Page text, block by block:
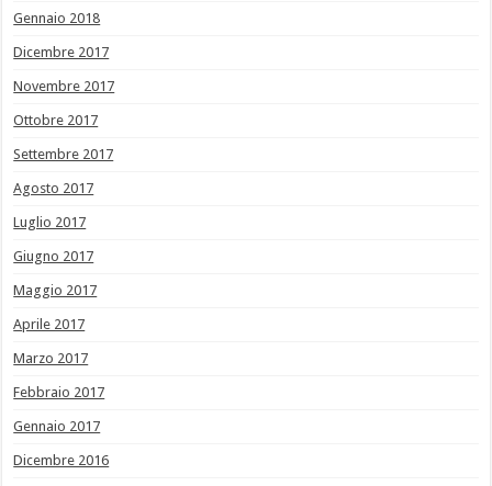
Gennaio 2018
Dicembre 2017
Novembre 2017
Ottobre 2017
Settembre 2017
Agosto 2017
Luglio 2017
Giugno 2017
Maggio 2017
Aprile 2017
Marzo 2017
Febbraio 2017
Gennaio 2017
Dicembre 2016